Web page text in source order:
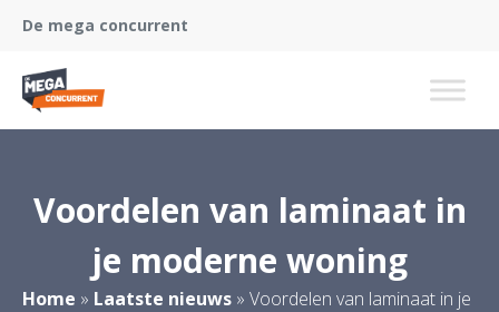
De mega concurrent
Voordelen van laminaat in
je moderne woning
Home » Laatste nieuws » Voordelen van laminaat in je